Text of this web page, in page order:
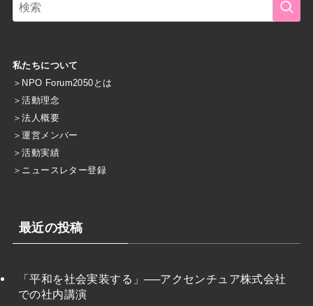
私たちについて
＞ NPO Forum2050とは
＞活動理念
＞法人概要
＞運営メンバー
＞活動実績
＞ ニュースレター登録
最近の投稿
「平和を社会実装する」──アクセンチュア株式会社
での社内講演